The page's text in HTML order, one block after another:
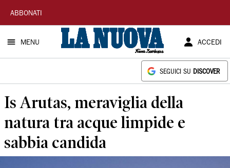
La
Nuova
Sardegna
ABBONATI
MENU ACCEDI
SEGUICI SU DISCOVER
Is Arutas, meraviglia della
natura tra acque limpide e
sabbia candida